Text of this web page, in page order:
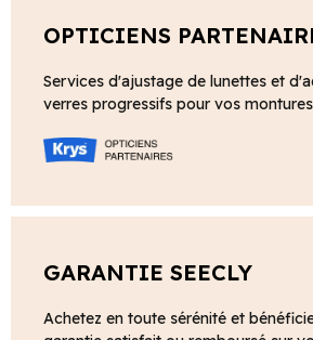
OPTICIENS
Services d'ajustage de lunettes et
verres progressifs pour vos
GARANTIE SEECLY
Achetez en toute sérénité et